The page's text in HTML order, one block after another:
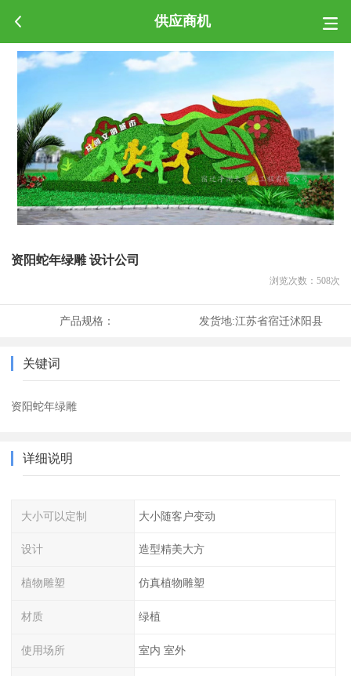
供应商机
资阳蛇年绿雕 设计公司
浏览次数： 508次
产品规格： 发货地:江苏省宿迁沭阳县
关键词
资阳蛇年绿雕
详细说明
大小可以定制 大小随客户变动
设计 造型精美大方
植物雕塑 仿真植物雕塑
材质 绿植
使用场所 室内 室外